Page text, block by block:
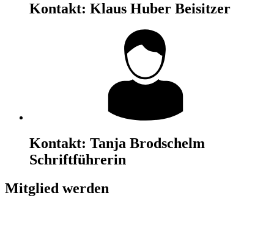
Kontakt: Klaus Huber Beisitzer
Kontakt: Tanja Brodschelm
Schriftführerin
Mitglied werden